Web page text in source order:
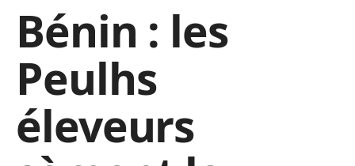
Bénin : les
Peulhs
éleveurs